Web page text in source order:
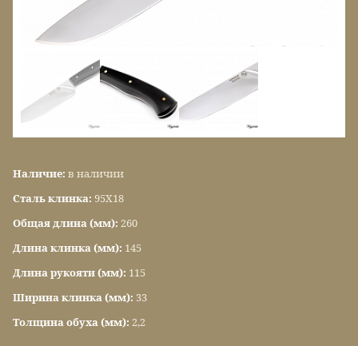
Наличие: в наличии
Сталь клинка: 95Х18
Общая длина (мм): 260
Длина клинка (мм): 145
Длина рукояти (мм): 115
Ширина клинка (мм): 33
Толщина обуха (мм): 2,2